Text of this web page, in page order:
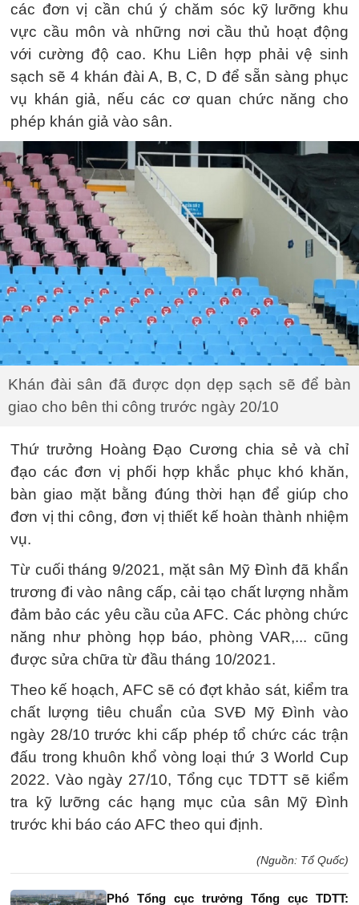
các đơn vị cần chú ý chăm sóc kỹ lưỡng khu
vực cầu môn và những nơi cầu thủ hoạt động
với cường độ cao. Khu Liên hợp phải vệ sinh
sạch sẽ 4 khán đài A, B, C, D để sẵn sàng phục
vụ khán giả, nếu các cơ quan chức năng cho
phép khán giả vào sân.
Khán đài sân đã được dọn dẹp sạch sẽ để bàn
giao cho bên thi công trước ngày 20/10
Thứ trưởng Hoàng Đạo Cương chia sẻ và chỉ
đạo các đơn vị phối hợp khắc phục khó khăn,
bàn giao mặt bằng đúng thời hạn để giúp cho
đơn vị thi công, đơn vị thiết kế hoàn thành nhiệm
vụ.
Từ cuối tháng 9/2021, mặt sân Mỹ Đình đã khẩn
trương đi vào nâng cấp, cải tạo chất lượng nhằm
đảm bảo các yêu cầu của AFC. Các phòng chức
năng như phòng họp báo, phòng VAR,... cũng
được sửa chữa từ đầu tháng 10/2021.
Theo kế hoạch, AFC sẽ có đợt khảo sát, kiểm tra
chất lượng tiêu chuẩn của SVĐ Mỹ Đình vào
ngày 28/10 trước khi cấp phép tổ chức các trận
đấu trong khuôn khổ vòng loại thứ 3 World Cup
2022. Vào ngày 27/10, Tổng cục TDTT sẽ kiểm
tra kỹ lưỡng các hạng mục của sân Mỹ Đình
trước khi báo cáo AFC theo qui định.
(Nguồn: Tổ Quốc)
Phó Tổng cục trưởng Tổng cục TDTT: